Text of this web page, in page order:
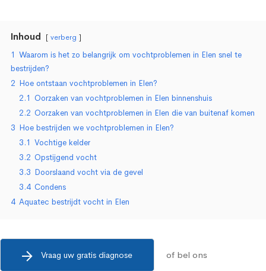
Inhoud verberg
1 Waarom is het zo belangrijk om vochtproblemen in Elen snel te
bestrijden?
2 Hoe ontstaan vochtproblemen in Elen?
2.1 Oorzaken van vochtproblemen in Elen binnenshuis
2.2 Oorzaken van vochtproblemen in Elen die van buitenaf komen
3 Hoe bestrijden we vochtproblemen in Elen?
3.1 Vochtige kelder
3.2 Opstijgend vocht
3.3 Doorslaand vocht via de gevel
3.4 Condens
4 Aquatec bestrijdt vocht in Elen
Vraag uw gratis diagnose of bel ons